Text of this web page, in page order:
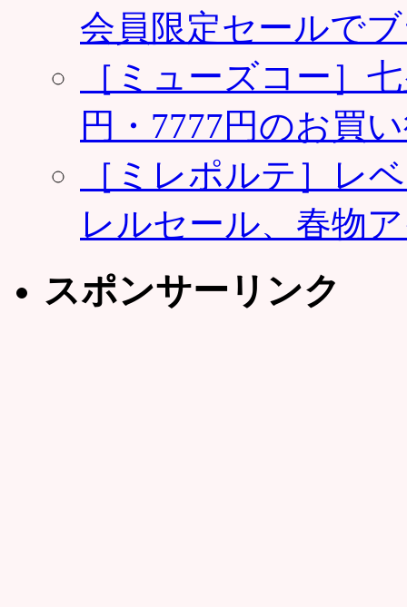
会員限定セールで
［ミューズコー］
円・7777円のお買
［ミレポルテ］レ
レルセール、春物
スポンサーリンク